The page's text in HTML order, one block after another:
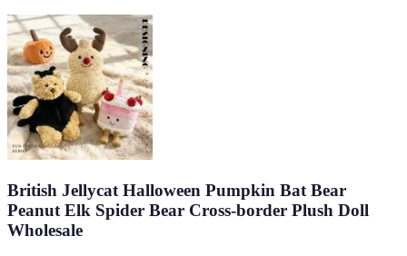
British Jellycat Halloween Pumpkin Bat Bear
Peanut Elk Spider Bear Cross-border Plush Doll
Wholesale